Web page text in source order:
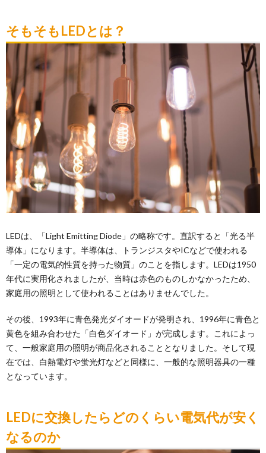
そもそもLEDとは？
LEDは、「Light Emitting Diode」の略称です。直訳すると「光る半
導体」になります。半導体は、トランジスタやICなどで使われる
「一定の電気的性質を持った物質」のことを指します。LEDは1950
年代に実用化されましたが、当時は赤色のものしかなかったため、
家庭用の照明として使われることはありませんでした。
その後、1993年に青色発光ダイオードが発明され、1996年に青色と
黄色を組み合わせた「白色ダイオード」が完成します。これによっ
て、一般家庭用の照明が商品化されることとなりました。そして現
在では、白熱電灯や蛍光灯などと同様に、一般的な照明器具の一種
となっています。
LEDに交換したらどのくらい電気代が安く
なるのか